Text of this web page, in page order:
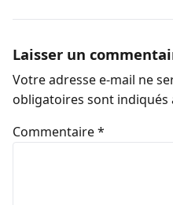
Laisser un
Votre adresse e-mail ne
obligatoires sont indiqués
Commentaire*